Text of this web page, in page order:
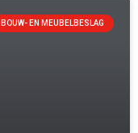
BOUW- EN MEUBELBESLAG